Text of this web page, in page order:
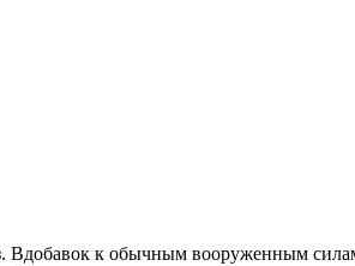
к обычным вооруженным